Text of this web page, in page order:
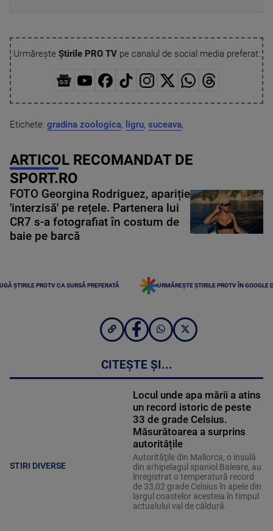
Urmărește Știrile PRO TVpe canalul de social media preferat:
Etichete: gradina zoologica, ligru, suceava,
ARTICOL RECOMANDAT DE
SPORT.RO
FOTO Georgina Rodriguez, apariție
'interzisă' pe rețele. Partenera lui
CR7 s-a fotografiat în costum de
baie pe barcă
ȘTIRILE PROTV CA SURSĂ PREFERATĂ URMĂREȘTE ȘTIRILE PROTV ÎN GOOGLE
CITEȘTE ȘI...
STIRI DIVERSE
Locul unde apa mării a atins
un record istoric de peste
33 de grade Celsius.
Măsurătoarea a surprins
autoritățile
Autorităţile din Mallorca, o insulă
din arhipelagul spaniol Baleare, au
înregistrat o temperatură record
de 33,02 grade Celsius în apele din
largul coastelor acesteia în timpul
actualului val de căldură.